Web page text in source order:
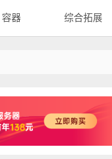
容器 综合拓展